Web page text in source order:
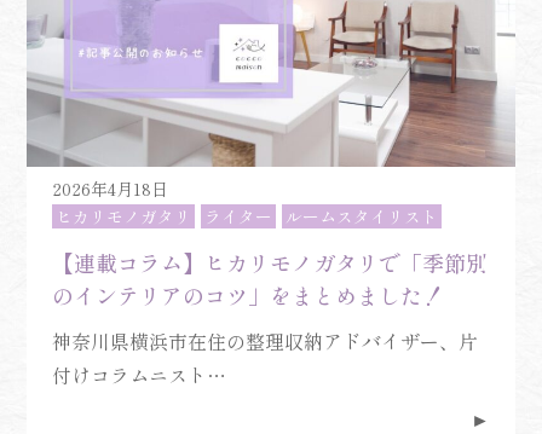
2026年4月18日
ヒカリモノガタリ
ライター ルームスタイリスト
【連載コラム】ヒカリモノガタリで「季節別
のインテリアのコツ」をまとめました！
神奈川県横浜市在住の整理収納アドバイザー、片
付けコラムニスト…
►